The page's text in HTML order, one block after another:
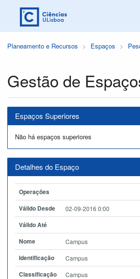
Planeamento e Recursos Espaços
Gestão de
Espaços Superiores
Não há espaços superiores
Detalhes do Espaço
Operações
Válido Desde
02-09-2016 0:00
Válido Até
Nome
Campus
Identificação Campus
Classificação Campus